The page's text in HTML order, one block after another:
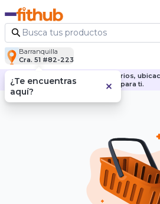
Barranquilla
Cra. 51 #82-223
Descubre nuestras sedes, horarios,
para ti.
¿Te encuentras
aquí?